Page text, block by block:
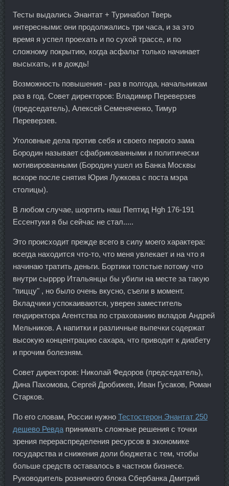
Тесты выдались Энантат + Туринабол Тверь
интересными: они продолжались три часа, и за это
время я успел проехать и по сухой трассе, и по
сложному покрытию, когда асфальт только начинает
высыхать, и в дождь!
Возможность повышения - раз в полгода, начальникам
раз в год. Совет директоров: Владимир Переверзев
(председатель), Алексей Семеняченко, Тимур
Переверзев.
Уголовные дела против себя и своего первого зама
Бородин называет сфабрикованными и политически
мотивированными (Бородин ушел из Банка Москвы
вскоре после снятия Юрия Лужкова с поста мэра
столицы).
В любом случае, шортить наш Пептид Hgh 176-191
Ессентуки я бы сейчас не стал.....
Это происходит прежде всего в силу моего характера:
всегда находится что-то, что меня увлекает и на что я
начинаю тратить деньги. Бортики толстые потому что
внутри сырррр Итальянцы бы убили на месте за такую
"пиццу" , но было очень вкусно, съели в момент.
Вкладчики успокаиваются, уверен заместитель
гендиректора Агентства по страхованию вкладов Андрей
Мельников. А напитки и различные выпечки содержат
высокую концентрацию сахара, что приводит к диабету
и прочим болезням.
Совет директоров: Николай Федоров (председатель),
Дина Пахомова, Сергей Дробижев, Иван Гусаков, Роман
Старков.
По его словам, России нужно Тестостерон Энантат 250
дешево Ревда принимать сложные решения с точки
зрения перераспределения ресурсов в экономике
государства и снижения доли бюджета с тем, чтобы
больше средств оставалось в частном бизнесе.
Руководитель розничного блока Сбербанка Дмитрий